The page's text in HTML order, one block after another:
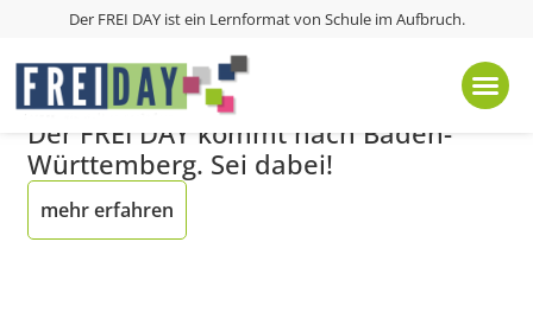
Der FREI DAY ist ein Lernformat von Schule im Aufbruch.
FREI DAY im Ländle
Der FREI DAY kommt nach Baden-
Württemberg. Sei dabei!
mehr erfahren